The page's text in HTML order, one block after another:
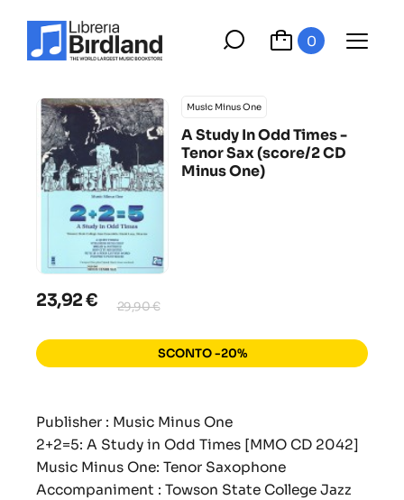
0
Music Minus One
A Study In Odd Times -
Tenor Sax (score/2 CD
Minus One)
23,92 € 29,90 €
SCONTO -20%
Publisher : Music Minus One
2+2=5: A Study in Odd Times [MMO CD 2042]
Music Minus One: Tenor Saxophone
Accompaniment : Towson State College Jazz